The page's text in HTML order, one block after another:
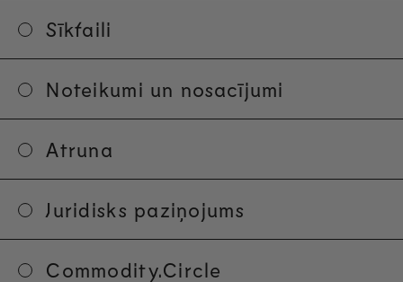
Sīkfaili
Noteikumi un nosacījumi
Atruna
Juridisks paziņojums
Commodity.Circle